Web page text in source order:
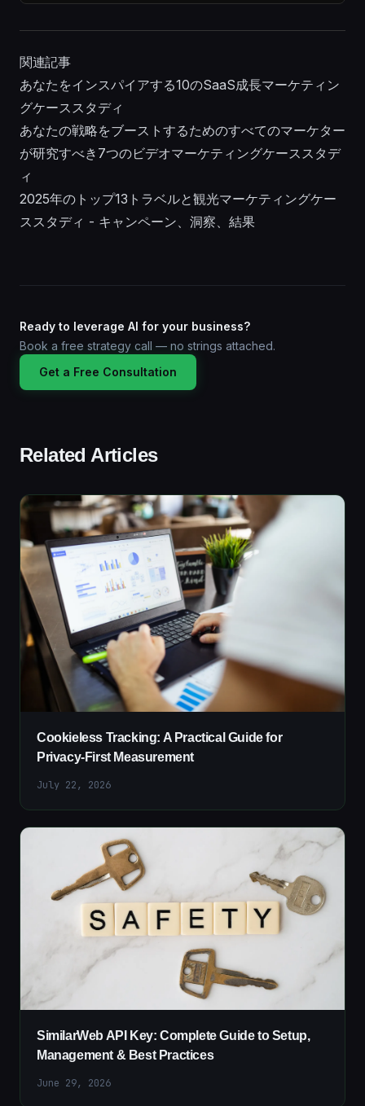
関連記事
あなたをインスパイアする10のSaaS成長マーケティン
グケーススタディ
あなたの戦略をブーストするためのすべてのマーケター
が研究すべき7つのビデオマーケティングケーススタデ
ィ
2025年のトップ13トラベルと観光マーケティングケー
ススタディ - キャンペーン、洞察、結果
Ready to leverage AI for your business?
Book a free strategy call — no strings attached.
Get a Free Consultation
Related Articles
Cookieless Tracking: A Practical Guide for
Privacy-First Measurement
July 22, 2026
SimilarWeb API Key: Complete Guide to Setup,
Management & Best Practices
June 29, 2026